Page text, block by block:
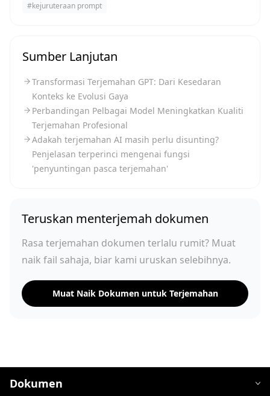
#kejuruteraan prompt
Sumber Lanjutan
Transformasi Terjemahan GPT: Dari Kesedaran
Konteks ke Evolusi Gaya
Perbandingan Pelbagai Model Meningkatkan Kualiti
Terjemahan Profesional
Adakah terjemahan AI masih perlu disunting?
Penjelasan terperinci mengenai fungsi
'penyuntingan pasca terjemahan'
Teruskan menterjemah dokumen
Rasa terjemahan dokumen terlalu rumit? Muat
naik fail sahaja, biar kami uruskan selebihnya.
Muat Naik Dokumen untuk Terjemahan
Dokumen